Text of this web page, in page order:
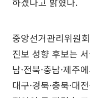
중앙선거관리위원
진보 성향 후보는 서
남·전북·충남·제주
대구·경북·충북·대